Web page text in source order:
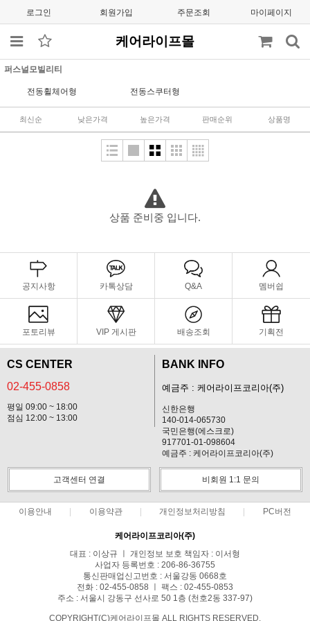
로그인 회원가입 주문조회 마이페이지
케어라이프몰
퍼스널모빌리티
전동휠체어형 전동스쿠터형
최신순 낮은가격 높은가격 판매순위 상품명
상품 준비중 입니다.
공지사항 카톡상담 Q&A 멤버쉽
포토리뷰 VIP 게시판 배송조회 기획전
CS CENTER
02-455-0858
평일 09:00 ~ 18:00
점심 12:00 ~ 13:00
BANK INFO
예금주 : 케어라이프코리아(주)
신한은행
140-014-065730
국민은행(에스크로)
917701-01-098604
예금주 : 케어라이프코리아(주)
고객센터 연결 비회원 1:1 문의
이용안내 이용약관 개인정보처리방침 PC버전
케어라이프코리아(주)
대표 : 이상규 ㅣ 개인정보 보호 책임자 : 이서형
사업자 등록번호 : 206-86-36755
통신판매업신고번호 : 서울강동 0668호
전화 : 02-455-0858 ㅣ 팩스 : 02-455-0853
주소 : 서울시 강동구 선사로 50 1층 (천호2동 337-97)
COPYRIGHT(C)케어라이프몰 ALL RIGHTS RESERVED.